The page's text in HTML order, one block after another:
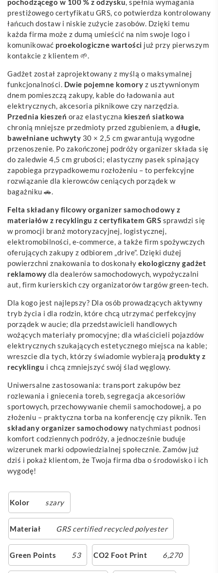
pochodzącego w 100 % z odzysku, spełnia wymagania
prestiżowego certyfikatu GRS, co potwierdza kontrolowany
łańcuch dostaw i niskie zużycie zasobów. Dzięki temu
każda firma może z dumą umieścić na nim swoje logo i
komunikować proekologiczne wartości już przy pierwszym
kontakcie z klientem 🌱.
Gadżet został zaprojektowany z myślą o maksymalnej
funkcjonalności. Dwie pojemne komory z usztywnionym
dnem pomieszczą zakupy, kable do ładowania aut
elektrycznych, akcesoria piknikowe czy narzędzia.
Przednia kieszeń oraz elastyczna kieszeń siatkowa
chronią mniejsze przedmioty przed zgubieniem, a długie,
bawełniane uchwyty 30 × 2,5 cm gwarantują wygodne
przenoszenie. Po zakończonej podróży organizer składa się
do zaledwie 4,5 cm grubości; elastyczny pasek spinający
zapobiega przypadkowemu rozłożeniu – to perfekcyjne
rozwiązanie dla kierowców ceniących porządek w
bagażniku 🚗.
Felta składany filcowy organizer samochodowy z
materiałów z recyklingu z certyfikatem GRS sprawdzi się
w promocji branż motoryzacyjnej, logistycznej,
elektromobilności, e-commerce, a także firm spożywczych
oferujących zakupy z odbiorem „drive”. Dzięki dużej
powierzchni znakowania to doskonały ekologiczny gadżet
reklamowy dla dealerów samochodowych, wypożyczalni
aut, firm kurierskich czy organizatorów targów green-tech.
Dla kogo jest najlepszy? Dla osób prowadzących aktywny
tryb życia i dla rodzin, które chcą utrzymać perfekcyjny
porządek w aucie; dla przedstawicieli handlowych
wożących materiały promocyjne; dla właścicieli pojazdów
elektrycznych szukających estetycznego miejsca na kable;
wreszcie dla tych, którzy świadomie wybierają produkty z
recyklingu i chcą zmniejszyć swój ślad węglowy.
Uniwersalne zastosowania: transport zakupów bez
rozlewania i gniecenia toreb, segregacja akcesoriów
sportowych, przechowywanie chemii samochodowej, a po
złożeniu – praktyczna torba na konferencję czy piknik. Ten
składany organizer samochodowy natychmiast podnosi
komfort codziennych podróży, a jednocześnie buduje
wizerunek marki odpowiedzialnej społecznie. Zamów już
dziś i pokaż klientom, że Twoja firma dba o środowisko i ich
wygodę!
Kolor szary
Materiał GRS certified recycled polyester
Green Points 53 CO2 Foot Print 6,270